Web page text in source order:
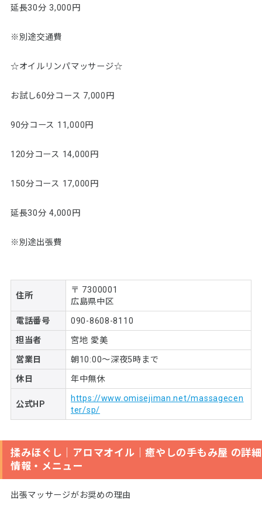
延長30分 3,000円
※別途交通費
☆オイルリンパマッサージ☆
お試し60分コース 7,000円
90分コース 11,000円
120分コース 14,000円
150分コース 17,000円
延長30分 4,000円
※別途出張費
住所
〒 7300001
広島県中区
電話番号 090-8608-8110
担当者 宮地 愛美
営業日 朝10:00〜深夜5時まで
休日 年中無休
公式HP
https://www.omisejiman.net/massagecen
ter/sp/
揉みほぐし｜アロマオイル｜癒やしの手もみ屋 の詳細
情報・メニュー
出張マッサージがお奨めの理由